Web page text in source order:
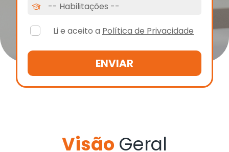
Li e aceito a Política de Privacidade
Visão Geral